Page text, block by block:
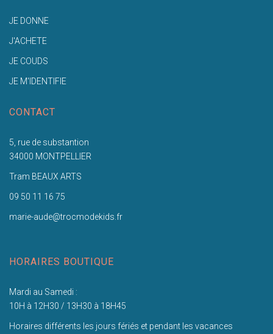
JE DONNE
J'ACHETE
JE COUDS
JE M'IDENTIFIE
CONTACT
5, rue de substantion
34000 MONTPELLIER
Tram BEAUX ARTS
09 50 11 16 75
marie-aude@trocmodekids.fr
HORAIRES BOUTIQUE
Mardi au Samedi :
10H à 12H30 / 13H30 à 18H45
Horaires différents les jours fériés et pendant les vacances